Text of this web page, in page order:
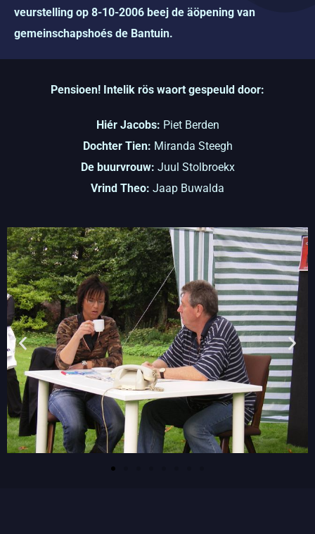
veurstelling op 8-10-2006 beej de äöpening van
gemeinschapshoés de Bantuin.
Pensioen! Intelik rös waort gespeuld door:
Hiér Jacobs: Piet Berden
Dochter Tien: Miranda Steegh
De buurvrouw: Juul Stolbroekx
Vrind Theo: Jaap Buwalda